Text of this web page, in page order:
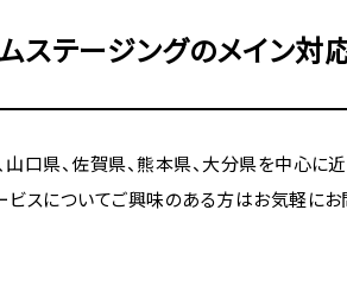
ステージングのメイン対
山口県、佐賀県、熊本県、大分県を中心に
ビスについてご興味のある方はお気軽にお